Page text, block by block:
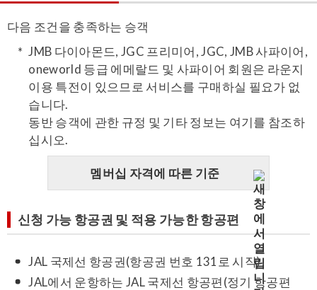
다음 조건을 충족하는 승객
JMB 다이아몬드, JGC 프리미어, JGC, JMB 사파이어,
oneworld 등급 에메랄드 및 사파이어 회원은 라운지
이용 특전이 있으므로 서비스를 구매하실 필요가 없
습니다.
동반 승객에 관한 규정 및 기타 정보는 여기를 참조하
십시오.
멤버십 자격에 따른 기준
신청 가능 항공권 및 적용 가능한 항공편
JAL 국제선 항공권(항공권 번호 131로 시작)
JAL에서 운항하는 JAL 국제선 항공편(정기 항공편